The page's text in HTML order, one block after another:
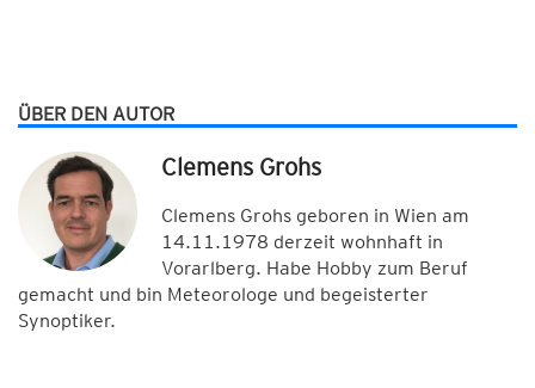
ÜBER DEN AUTOR
Clemens Grohs
Clemens Grohs geboren in Wien am
14.11.1978 derzeit wohnhaft in
Vorarlberg. Habe Hobby zum Beruf
gemacht und bin Meteorologe und begeisterter
Synoptiker.